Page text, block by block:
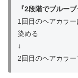
『2段階でブルー
1回目のヘアカラ
染める
↓
2回目のヘアカラ